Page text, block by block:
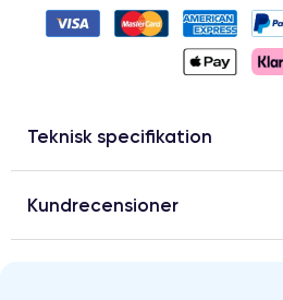
Teknisk specifikation
Kundrecensioner